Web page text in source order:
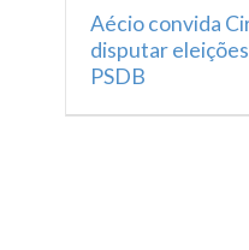
Aécio convida
disputar
PSDB